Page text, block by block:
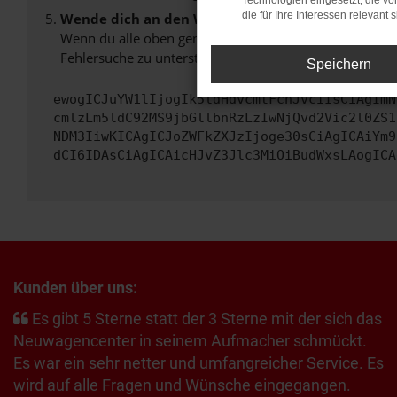
Wende dich an den Webseitenbetreiber.
Wenn du alle oben genannten Schritte versucht hast,
Fehlersuche zu unterstützen:
Kunden über uns:
Es gibt 5 Sterne statt der 3 Sterne mit der sich das
Neuwagencenter in seinem Aufmacher schmückt.
Es war ein sehr netter und umfangreicher Service. Es
wird auf alle Fragen und Wünsche eingegangen.
die für Ihre Interessen relevant
Speichern